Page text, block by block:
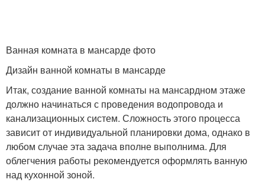
Ванная комната в мансарде фото
Дизайн ванной комнаты в мансарде
Итак, создание ванной комнаты на мансардном этаже
должно начинаться с проведения водопровода и
канализационных систем. Сложность этого процесса
зависит от индивидуальной планировки дома, однако в
любом случае эта задача вполне выполнима. Для
облегчения работы рекомендуется оформлять ванную
над кухонной зоной.